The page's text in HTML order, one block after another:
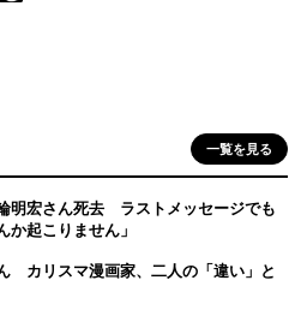
一覧を見る
明宏さん死去 ラストメッセージでも
起こりません」
カリスマ漫画家、二人の「違い」と